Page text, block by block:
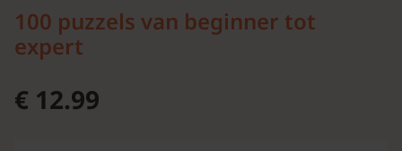
100 puzzels van beginner tot
expert
€ 12.99